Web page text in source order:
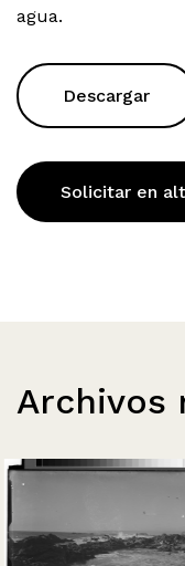
agua.
Descargar
Solicitar en
Archivos